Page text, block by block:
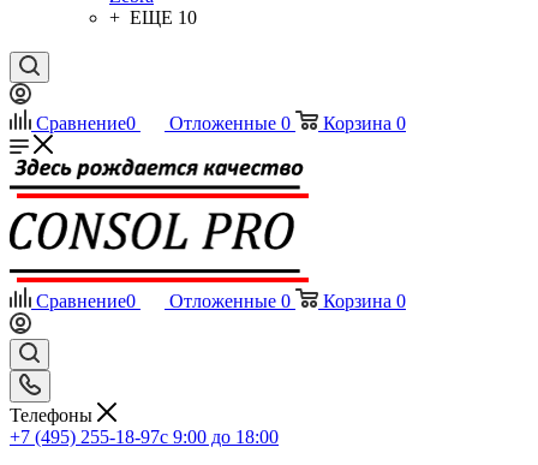
+ ЕЩЕ 10
Сравнение0 Отложенные 0 Корзина 0
Сравнение0 Отложенные 0 Корзина 0
Телефоны
+7 (495) 255-18-97с 9:00 до 18:00